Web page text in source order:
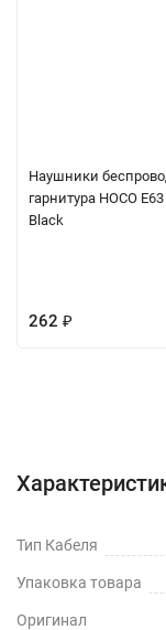
Наушники
гарнитура HOCO
Black
262 ₽
Тип Кабеля
Упаковка товара
Оригинал